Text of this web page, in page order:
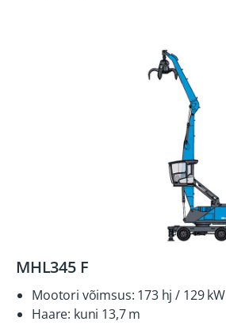
MHL345 F
Mootori võimsus: 173 hj / 129 kW
Haare: kuni 13,7 m